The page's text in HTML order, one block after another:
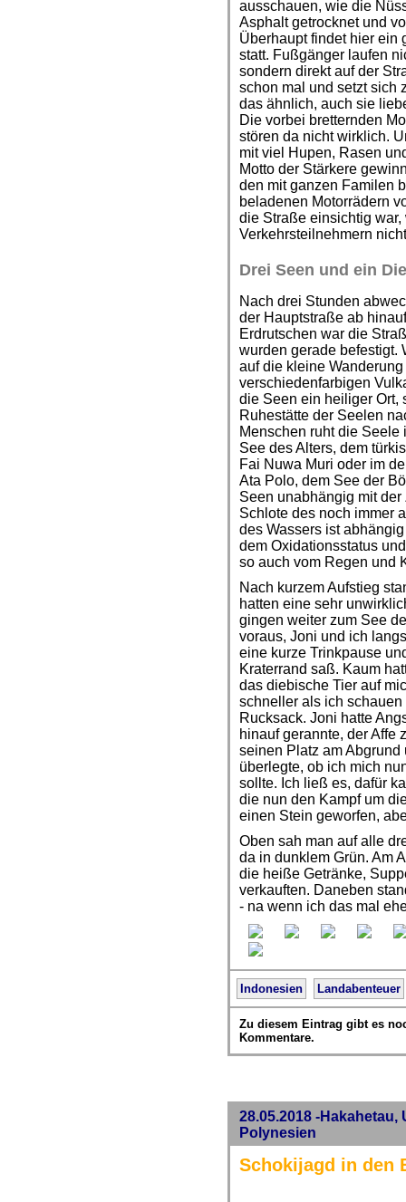
ausschauen, wie die
Asphalt getrocknet und
Überhaupt findet hier ein
statt. Fußgänger laufen
sondern direkt auf der
schon mal und setzt sich
das ähnlich, auch sie
Die vorbei bretternden
stören da nicht wirklich.
mit viel Hupen, Rasen
Motto der Stärkere
den mit ganzen Familen
beladenen Motorrädern
die Straße einsichtig
Verkehrsteilnehmern
Drei Seen und ein
Nach drei Stunden
der Hauptstraße ab
Erdrutschen war die
wurden gerade befestigt.
auf die kleine
verschiedenfarbigen
die Seen ein heiliger Ort,
Ruhestätte der Seelen
Menschen ruht die
See des Alters, dem
Fai Nuwa Muri oder im
Ata Polo, dem See der
Seen unabhängig mit
Schlote des noch immer
des Wassers ist
dem Oxidationsstatus
so auch vom Regen und
Nach kurzem Aufstieg
hatten eine sehr
gingen weiter zum See
voraus, Joni und ich
eine kurze Trinkpause
Kraterrand saß. Kaum
das diebische Tier auf
schneller als ich
Rucksack. Joni hatte
hinauf gerannte, der Affe
seinen Platz am
überlegte, ob ich mich
sollte. Ich ließ es, dafür
die nun den Kampf um
einen Stein geworfen,
Oben sah man auf alle
da in dunklem Grün. Am
die heiße Getränke,
verkauften. Daneben
- na wenn ich das mal
Indonesien Landabenteuer
Zu diesem Eintrag gibt es
Kommentare.
28.05.2018 -
Polynesien
Schokijagd in den